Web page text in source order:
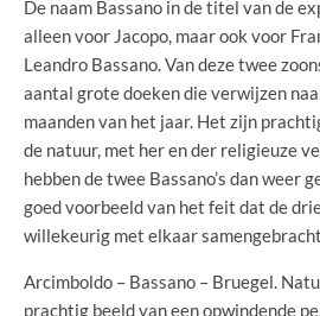
De naam Bassano in de titel van de
alleen voor Jacopo, maar ook voor
Leandro Bassano. Van deze twee
aantal grote doeken die verwijzen
maanden van het jaar. Het zijn
de natuur, met her en der religieuze
hebben de twee Bassano’s dan weer
goed voorbeeld van het feit dat de
willekeurig met elkaar
Arcimboldo – Bassano – Bruegel.
prachtig beeld van een opwindende